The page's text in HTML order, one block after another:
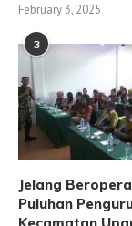
February 3, 2025
3
Jelang
Puluhan
Kecamatan